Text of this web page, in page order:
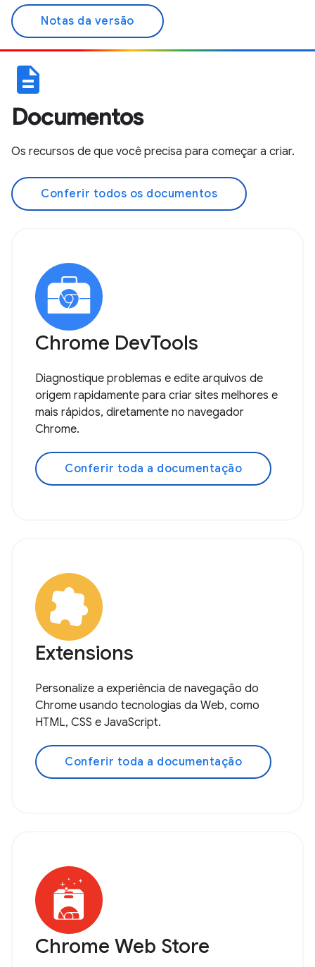
Notas da versão
description
Documentos
Os recursos de que você precisa para começar a criar.
Conferir todos os documentos
Chrome DevTools
Diagnostique problemas e edite arquivos de
origem rapidamente para criar sites melhores e
mais rápidos, diretamente no navegador
Chrome.
Conferir toda a documentação
Extensions
Personalize a experiência de navegação do
Chrome usando tecnologias da Web, como
HTML, CSS e JavaScript.
Conferir toda a documentação
Chrome Web Store